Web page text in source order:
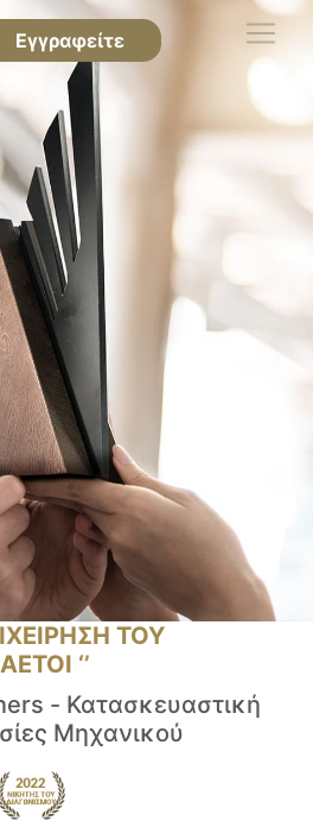
Εγγραφείτε
ΤΟΥ
‘’
- Κατασκευαστική
Μηχανικού